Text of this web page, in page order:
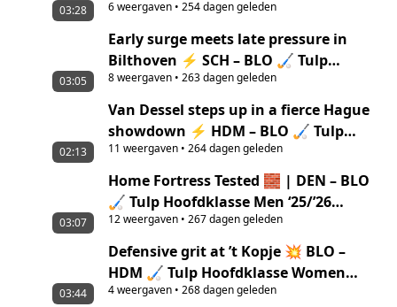
‘25/’26 highlights
6weergaven• 254 dagen geleden
03:28
Early surge meets late pressure in
Bilthoven ⚡ SCH – BLO 🏑 Tulp
Hoofdklasse Women ‘25/’26 highlights
8weergaven• 263 dagen geleden
03:05
Van Dessel steps up in a fierce Hague
showdown ⚡ HDM – BLO 🏑 Tulp
Hoofdklasse Men ‘25/’26 highlights
11 weergaven• 264 dagen geleden
02:13
Home Fortress Tested 🧱 | DEN – BLO
🏑 Tulp Hoofdklasse Men ‘25/’26
Highlights
12weergaven• 267 dagen geleden
03:07
Defensive grit at ’t Kopje 💥 BLO –
HDM 🏑 Tulp Hoofdklasse Women
‘25/’26 highlights
4weergaven• 268 dagen geleden
03:44